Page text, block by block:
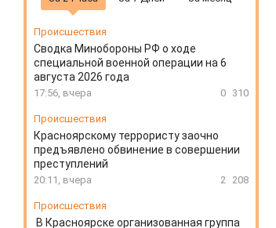
Происшествия
Сводка Минобороны РФ о ходе
специальной военной операции на 6
августа 2026 года
17:56, вчера 0 310
Происшествия
Красноярскому террористу заочно
предъявлено обвинение в совершении
преступлений
20:11, вчера 2 208
Происшествия
В Красноярске организованная группа